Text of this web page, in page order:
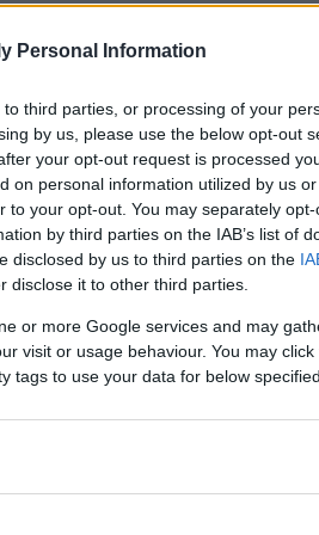
Personal Information
third parties, or processing of your
by us, please use the below opt-out
your opt-out request is processed
on personal information utilized by us
to your opt-out. You may separately
by third parties on the IAB’s list of
disclosed by us to third parties on the
disclose it to other third parties.
or more Google services and may
visit or usage behaviour. You may
tags to use your data for below
scoprire natura ed
multimediali nello
storico del Parco dello
storia, allestimenti